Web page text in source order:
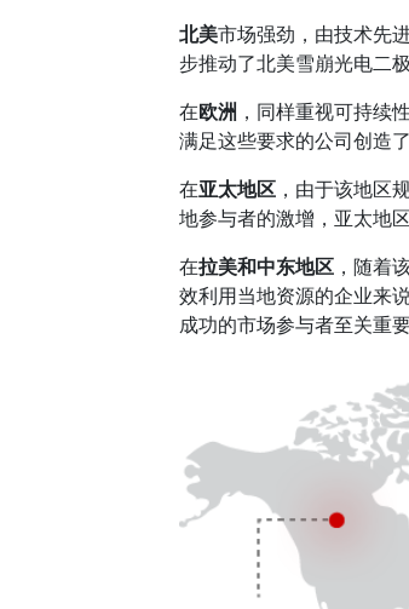
北美市场强劲，由技术先
步推动了北美雪崩光电二
在欧洲 ，同样重视可持续
满足这些要求的公司创造了
在亚太地区 ，由于该地区
地参与者的激增，亚太地
在拉美和中东地区 ，随着
效利用当地资源的企业来
成功的市场参与者至关重要